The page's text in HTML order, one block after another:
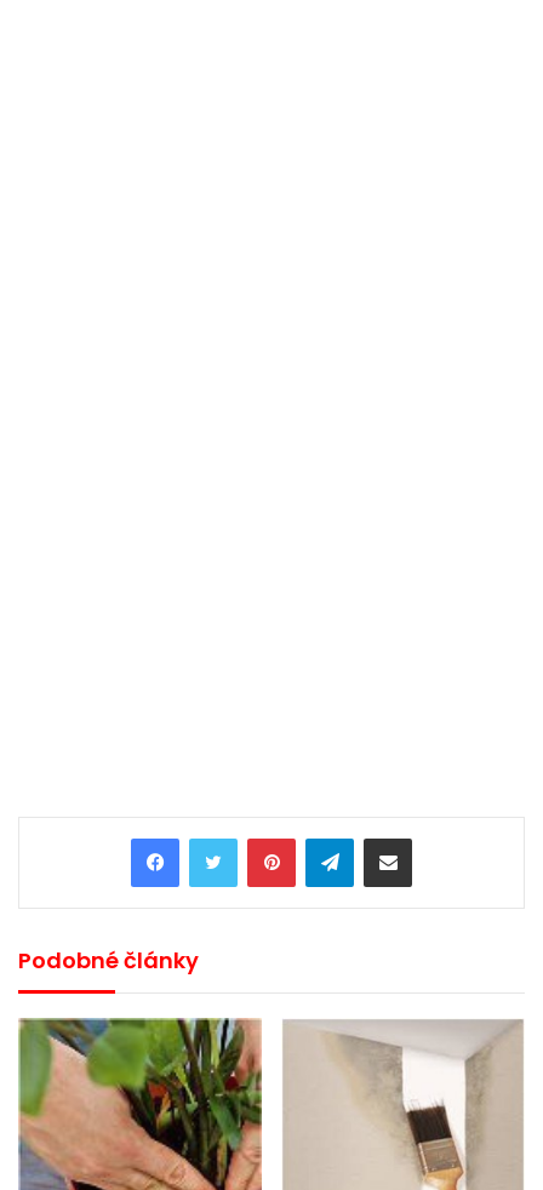
PinterestTelegramShare via Email
Podobné články